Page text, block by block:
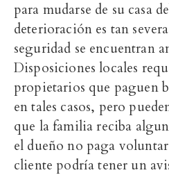
para mudarse de su casa
deterioración es tan
seguridad se encuentran
Disposiciones locales
propietarios que paguen
en tales casos, pero
que la familia reciba
el dueño no paga
cliente podría tener un